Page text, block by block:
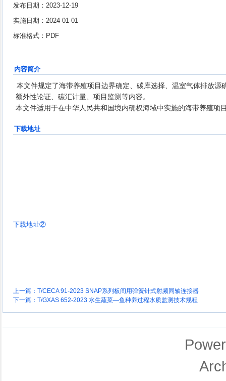
中国科学院烟台海岸带研究所、深圳嘉德瑞
碳资产股份有限公司、大自然保护协会、山
东大学、威海市世代海洋生物科技股份有限
发布日期：2023-12-19
实施日期：2024-01-01
标准格式：PDF
内容简介
本文件规定了海带养殖项目边界确定、碳库选择、温室气体排放源
额外性论证、碳汇计量、项目监测等内容。
本文件适用于在中华人民共和国境内确权海域中实施的海带养殖项
下载地址
下载地址②
上一篇： T/CECA 91-2023 SNAP系列板间用弹簧针式射频同轴连接器
下一篇： T/GXAS 652-2023 水生蔬菜—鱼种养过程水质监测技术规程